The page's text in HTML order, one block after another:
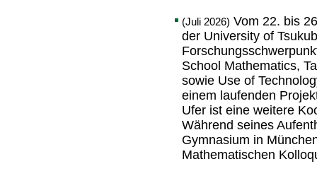
(Juli 2026) Vom 22. bis
der University of
School Mathematics,
sowie Use of
einem laufenden
Ufer ist eine weitere
Während seines
Gymnasium in
Mathematischen